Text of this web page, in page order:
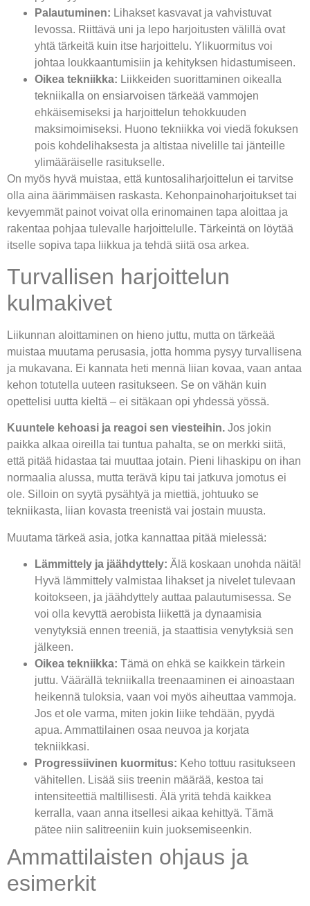
Palautuminen: Lihakset kasvavat ja vahvistuvat
levossa. Riittävä uni ja lepo harjoitusten välillä ovat
yhtä tärkeitä kuin itse harjoittelu. Ylikuormitus voi
johtaa loukkaantumisiin ja kehityksen hidastumiseen.
Oikea tekniikka: Liikkeiden suorittaminen oikealla
tekniikalla on ensiarvoisen tärkeää vammojen
ehkäisemiseksi ja harjoittelun tehokkuuden
maksimoimiseksi. Huono tekniikka voi viedä fokuksen
pois kohdelihaksesta ja altistaa nivelille tai jänteille
ylimääräiselle rasitukselle.
On myös hyvä muistaa, että kuntosaliharjoittelun ei tarvitse
olla aina äärimmäisen raskasta. Kehonpainoharjoitukset tai
kevyemmät painot voivat olla erinomainen tapa aloittaa ja
rakentaa pohjaa tulevalle harjoittelulle. Tärkeintä on löytää
itselle sopiva tapa liikkua ja tehdä siitä osa arkea.
Turvallisen harjoittelun
kulmakivet
Liikunnan aloittaminen on hieno juttu, mutta on tärkeää
muistaa muutama perusasia, jotta homma pysyy turvallisena
ja mukavana. Ei kannata heti mennä liian kovaa, vaan antaa
kehon totutella uuteen rasitukseen. Se on vähän kuin
opettelisi uutta kieltä – ei sitäkaan opi yhdessä yössä.
Kuuntele kehoasi ja reagoi sen viesteihin. Jos jokin
paikka alkaa oireilla tai tuntua pahalta, se on merkki siitä,
että pitää hidastaa tai muuttaa jotain. Pieni lihaskipu on ihan
normaalia alussa, mutta terävä kipu tai jatkuva jomotus ei
ole. Silloin on syytä pysähtyä ja miettiä, johtuuko se
tekniikasta, liian kovasta treenistä vai jostain muusta.
Muutama tärkeä asia, jotka kannattaa pitää mielessä:
Lämmittely ja jäähdyttely: Älä koskaan unohda näitä!
Hyvä lämmittely valmistaa lihakset ja nivelet tulevaan
koitokseen, ja jäähdyttely auttaa palautumisessa. Se
voi olla kevyttä aerobista liikettä ja dynaamisia
venytyksiä ennen treeniä, ja staattisia venytyksiä sen
jälkeen.
Oikea tekniikka: Tämä on ehkä se kaikkein tärkein
juttu. Väärällä tekniikalla treenaaminen ei ainoastaan
heikennä tuloksia, vaan voi myös aiheuttaa vammoja.
Jos et ole varma, miten jokin liike tehdään, pyydä
apua. Ammattilainen osaa neuvoa ja korjata
tekniikkasi.
Progressiivinen kuormitus: Keho tottuu rasitukseen
vähitellen. Lisää siis treenin määrää, kestoa tai
intensiteettiä maltillisesti. Älä yritä tehdä kaikkea
kerralla, vaan anna itsellesi aikaa kehittyä. Tämä
pätee niin salitreeniin kuin juoksemiseenkin.
Ammattilaisten ohjaus ja
esimerkit